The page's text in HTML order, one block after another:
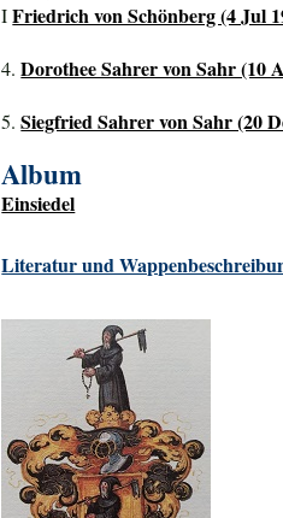
IFriedrich von Schönberg (4 Jul
4.Dorothee Sahrer von Sahr (10
5.Siegfried Sahrer von Sahr (20
Album
Einsiedel
Literatur und